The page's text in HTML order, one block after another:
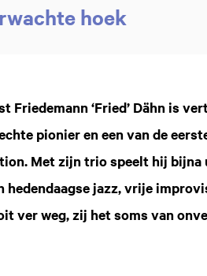
hoek
Friedemann ‘Fried’ Dähn is
pionier en een van de
Met zijn trio speelt hij
hedendaagse jazz, vrije
ver weg, zij het soms van